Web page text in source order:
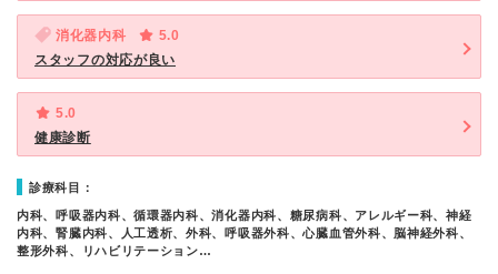
消化器内科
5.0
スタッフの対応が良い
5.0
健康診断
診療科目：
内科、呼吸器内科、循環器内科、消化器内科、糖尿病科、アレルギー科、神経
内科、腎臓内科、人工透析、外科、呼吸器外科、心臓血管外科、脳神経外科、
整形外科、リハビリテーション…